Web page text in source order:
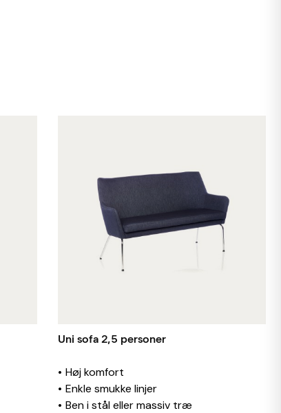
Uni sofa 2,5 personer
Høj komfort
Enkle smukke linjer
Ben i stål eller massiv træ